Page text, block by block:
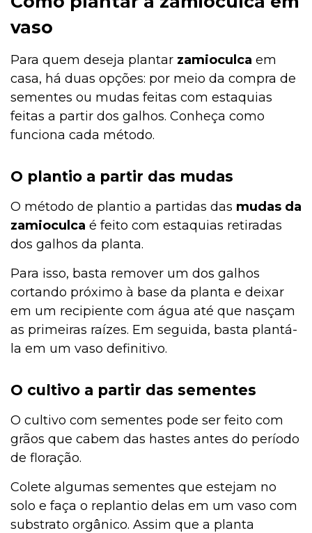
vaso
Para quem deseja plantar zamioculca em
casa, há duas opções: por meio da compra de
sementes ou mudas feitas com estaquias
feitas a partir dos galhos. Conheça como
funciona cada método.
O plantio a partir das mudas
O método de plantio a partidas das mudas da
zamioculca é feito com estaquias retiradas
dos galhos da planta.
Para isso, basta remover um dos galhos
cortando próximo à base da planta e deixar
em um recipiente com água até que nasçam
as primeiras raízes. Em seguida, basta plantá-
la em um vaso definitivo.
O cultivo a partir das sementes
O cultivo com sementes pode ser feito com
grãos que cabem das hastes antes do período
de floração.
Colete algumas sementes que estejam no
solo e faça o replantio delas em um vaso com
substrato orgânico. Assim que a planta